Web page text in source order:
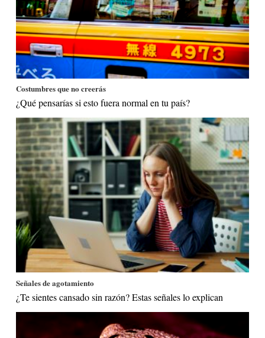
Costumbres que no creerás
¿Qué pensarías si esto fuera normal en tu país?
Señales de agotamiento
¿Te sientes cansado sin razón? Estas señales lo explican